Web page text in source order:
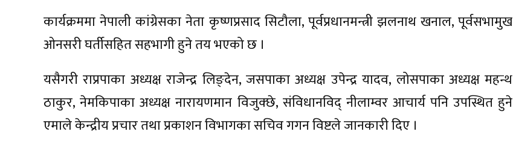
कार्यक्रममा नेपाली कांग्रेसका नेता कृष्णप्रसाद सिटौला, पूर्वप्रधानमन्त्री झलनाथ खनाल, पूर्वसभामुख
ओनसरी घर्तीसहित सहभागी हुने तय भएको छ ।
यसैगरी राप्रपाका अध्यक्ष राजेन्द्र लिङ्देन, जसपाका अध्यक्ष उपेन्द्र यादव, लोसपाका अध्यक्ष महन्थ
ठाकुर, नेमकिपाका अध्यक्ष नारायणमान विजुक्छे, संविधानविद् नीलाम्वर आचार्य पनि उपस्थित हुने
एमाले केन्द्रीय प्रचार तथा प्रकाशन विभागका सचिव गगन विष्टले जानकारी दिए ।